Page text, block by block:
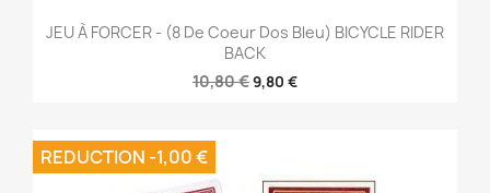
JEU À FORCER - (8 De Coeur Dos Bleu) BICYCLE RIDER
BACK
10,80 €9,80 €
REDUCTION -1,00 €